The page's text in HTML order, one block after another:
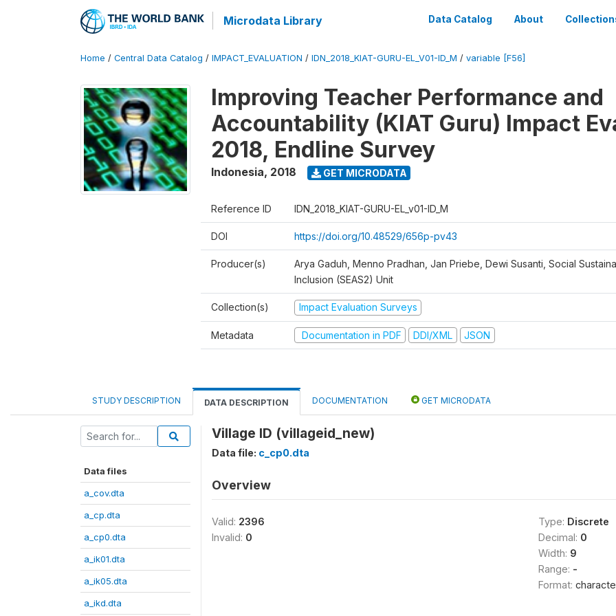
Microdata Library Data Catalog About
Home / Central Data Catalog / IMPACT_EVALUATION / IDN_2018_KIAT-GURU-EL_V01-ID_M / variable [F56]
Improving Teacher Performance and
Accountability (KIAT Guru) Impact
2018, Endline Survey
Indonesia, 2018 GET MICRODATA
Reference ID IDN_2018_KIAT-GURU-EL_v01-ID_M
DOI https://doi.org/10.48529/656p-pv43
Producer(s)
Arya Gaduh, Menno Pradhan, Jan Priebe, Dewi Susanti, Social
Inclusion (SEAS2) Unit
Collection(s) Impact Evaluation Surveys
Metadata Documentation in PDF DDI/XML JSON
STUDY DESCRIPTION DATA DESCRIPTION DOCUMENTATION GET MICRODATA
Data files
a_cov.dta
a_cp.dta
a_cp0.dta
a_ik01.dta
a_ik05.dta
a_ikd.dta
Village ID (villageid_new)
Data file: c_cp0.dta
Overview
Valid: 2396
Invalid: 0
Type: Discrete
Decimal: 0
Width: 9
Range: -
Format: